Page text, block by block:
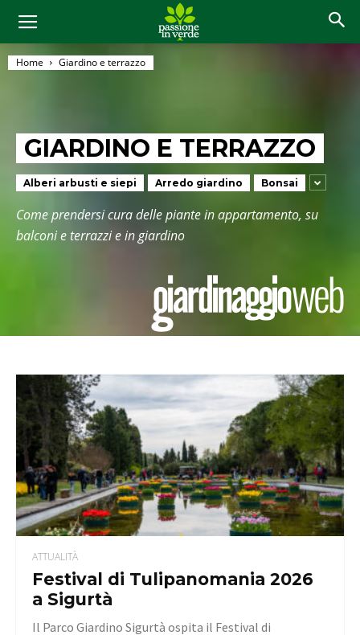
Home Giardino e terrazzo
GIARDINO E TERRAZZO
Alberi arbusti e siepi Arredo giardino Bonsai
Come prendersi cura delle piante in appartamento, su
balconi e terrazzi e in giardino
ATTUALITÀ
Festival di Tulipanomania 2026
a Sigurtà
Il Parco Giardino Sigurtà ospita il Festival di